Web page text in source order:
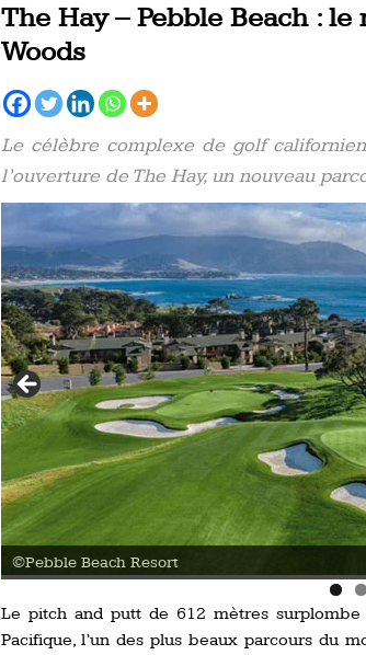
The Hay – Pebble Beach :
Woods
Le célèbre complexe de golf
l’ouverture de The Hay, un nouveau
Le pitch and putt de 612 mètres
Pacifique, l’un des plus beaux parcours du